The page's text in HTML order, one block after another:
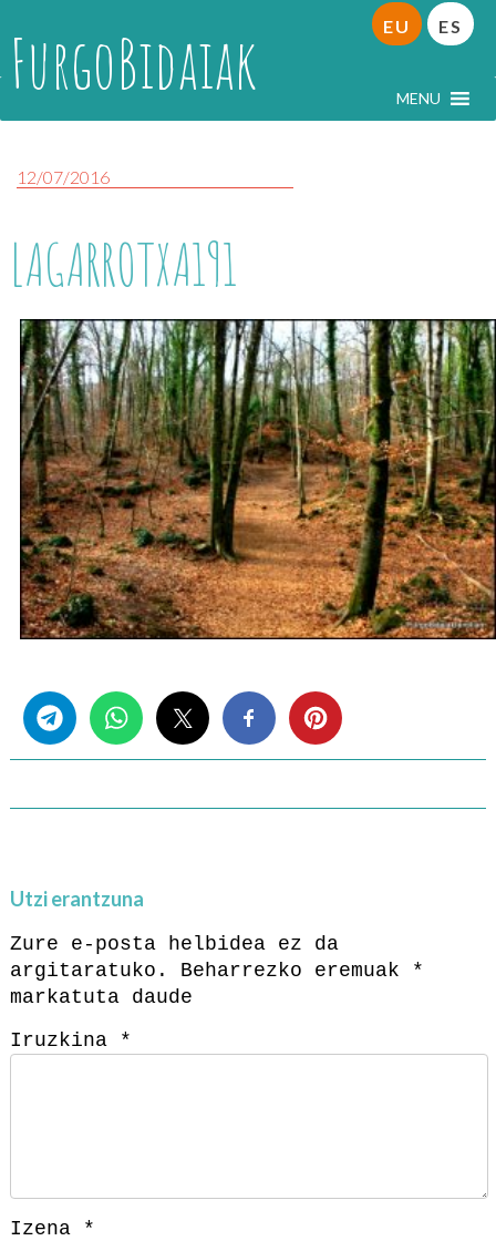
FurgoBidaiak MENU
EU ES
12/07/2016
LAGARROTXA191
Utzi erantzuna
Zure e-posta helbidea ez da
argitaratuko.
Beharrezko eremuak
*
markatuta daude
Iruzkina
*
Izena *